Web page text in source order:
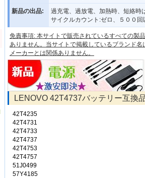
新品の出品:
過充電、過放電、加熱時、短絡時
サイクルカウント:ゼロ、５００回
免責事項: 本サイトで販売されているすべての製
ありません。当サイトで掲載しているブランド
メーカーとは関係ありません。
LENOVO 42T4737バッテリー互換
42T4235
42T4731
42T4733
42T4737
42T4753
42T4757
51J0499
57Y4185